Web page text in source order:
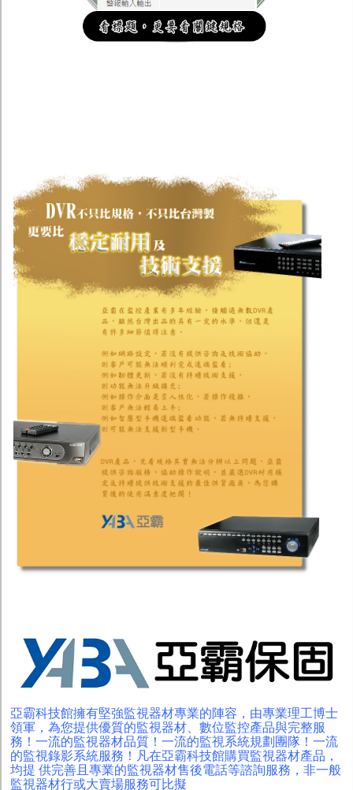
亞霸科技館擁有堅強監視器材專業的陣容，由專業理工博士
領軍，為您提供優質的監視器材、數位監控產品與完整服
務！一流的監視器材品質！一流的監視系統規劃團隊！一流
的監視錄影系統服務！凡在亞霸科技館購買監視器材產品，
均提 供完善且專業的監視器材售後電話等諮詢服務，非一般
監視器材行或大賣場服務可比擬